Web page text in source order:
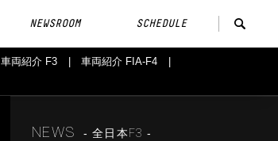
NEWSROOM SCHEDULE
車両紹介 F3
車両紹介 FIA-F4
NEWS ‐ 全日本F3 ‐